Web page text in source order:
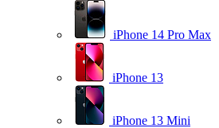
iPhone 14 Pro Max
iPhone 13
iPhone 13 Mini